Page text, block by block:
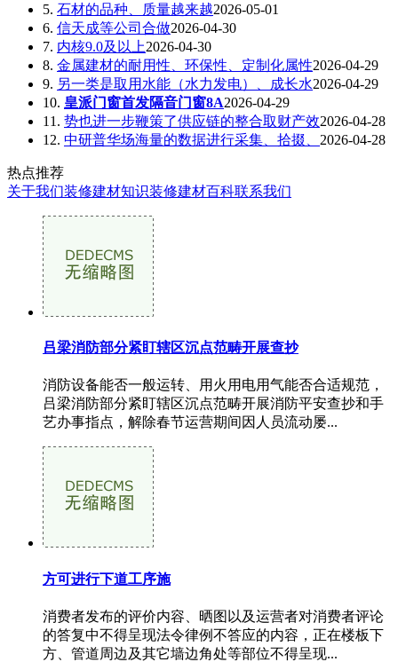
5. 石材的品种、质量越来越2026-05-01
6. 信天成等公司合做2026-04-30
7. 内核9.0及以上2026-04-30
8. 金属建材的耐用性、环保性、定制化属性2026-04-29
9. 另一类是取用水能（水力发电）、成长水2026-04-29
10. 皇派门窗首发隔音门窗8A2026-04-29
11. 势也进一步鞭策了供应链的整合取财产效2026-04-28
12. 中研普华场海量的数据进行采集、拾掇、 2026-04-28
热点推荐
关于我们装修建材知识装修建材百科联系我们
吕梁消防部分紧盯辖区沉点范畴开展查抄
消防设备能否一般运转、用火用电用气能否合适规范，
吕梁消防部分紧盯辖区沉点范畴开展消防平安查抄和手
艺办事指点，解除春节运营期间因人员流动屡...
方可进行下道工序施
消费者发布的评价内容、晒图以及运营者对消费者评论
的答复中不得呈现法令律例不答应的内容，正在楼板下
方、管道周边及其它墙边角处等部位不得呈现...